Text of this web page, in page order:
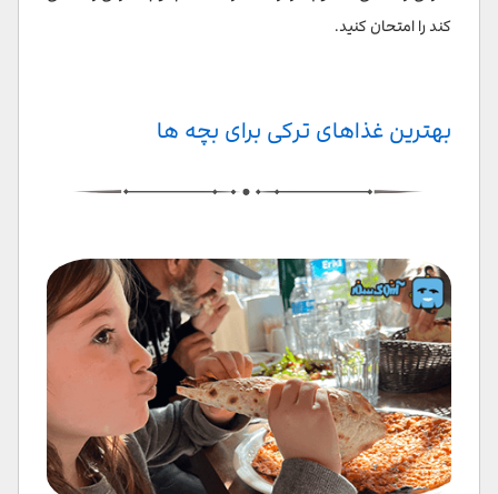
کند را امتحان کنید.
بهترین غذاهای ترکی برای بچه ها